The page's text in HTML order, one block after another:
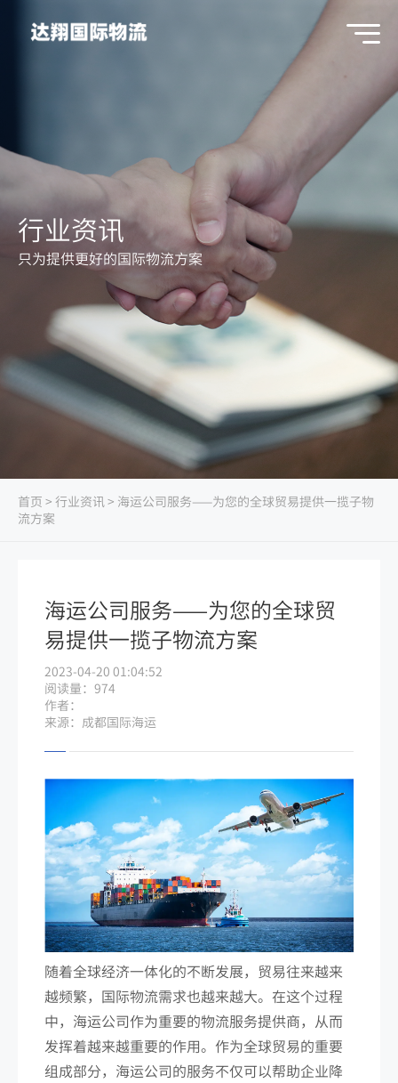
行业资讯
只为提供更好的国际物流方案
首页 > 行业资讯> 海运公司服务——为您的全球贸易提供一揽子物
流方案
海运公司服务——为您的全球贸
易提供一揽子物流方案
2023-04-20 01:04:52
阅读量：974
作者：
来源：成都国际海运
随着全球经济一体化的不断发展，贸易往来越来
越频繁，国际物流需求也越来越大。在这个过程
中，海运公司作为重要的物流服务提供商，从而
发挥着越来越重要的作用。作为全球贸易的重要
组成部分，海运公司的服务不仅可以帮助企业降